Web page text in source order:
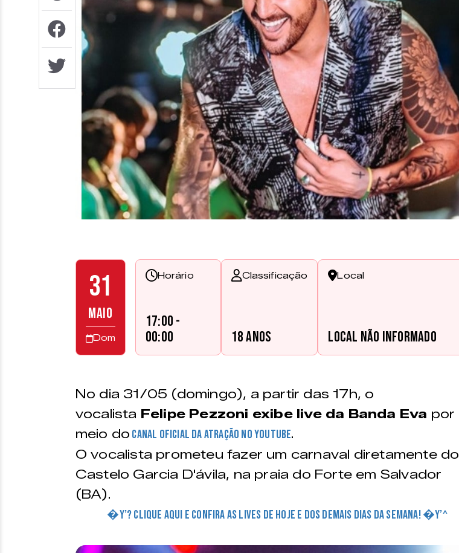
31
MAIO
Dom
Horário
17:00 -
00:00
Classificação
18 anos
Local
Local não informado
No dia 31/05 (domingo), a partir das 17h, o
vocalista Felipe Pezzoni exibe live da Banda Eva por
meio do canal oficial da atração no Youtube.
O vocalista prometeu fazer um carnaval diretamente do
Castelo Garcia D'ávila, na praia do Forte em Salvador
(BA).
�Y’? CLIQUE AQUI E CONFIRA AS LIVES DE HOJE E DOS DEMAIS DIAS DA SEMANA! �Y’^